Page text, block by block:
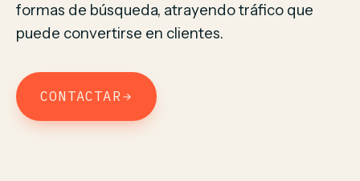
formas de búsqueda, atrayendo tráfico que
puede convertirse en clientes.
CONTACTAR